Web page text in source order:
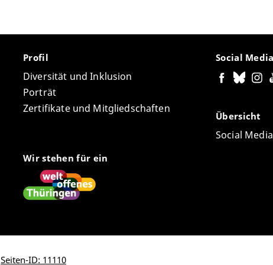
Profil
Diversität und Inklusion
Porträt
Zertifikate und Mitgliedschaften
Wir stehen für ein
Social
Übersicht
Social Media
Seiten-ID: 11110